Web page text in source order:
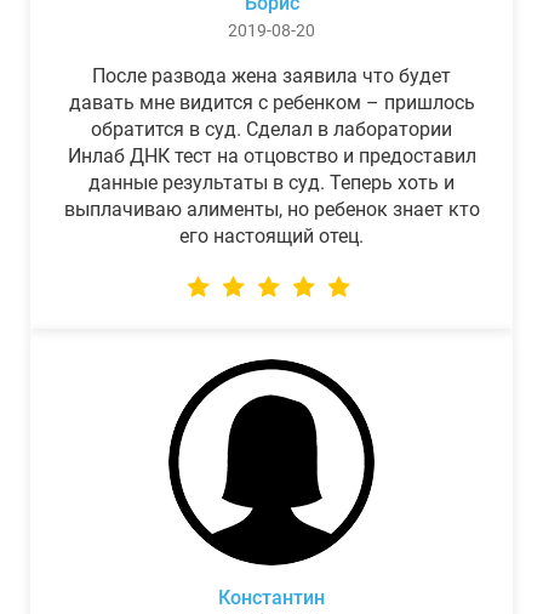
2019-08-20
После развода жена заявила что будет
давать мне видится с ребенком – пришлось
обратится в суд. Сделал в лаборатории
Инлаб ДНК тест на отцовство и предоставил
данные результаты в суд. Теперь хоть и
выплачиваю алименты, но ребенок знает кто
его настоящий отец.
Константин